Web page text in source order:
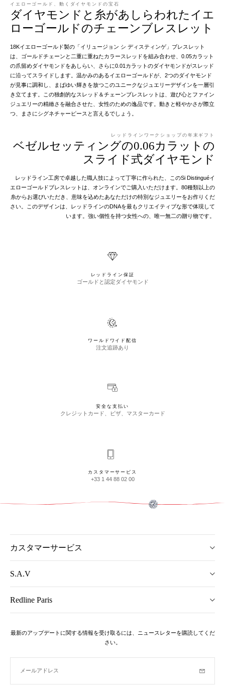
イエローゴールド、動くダイヤモンドの宝石
ダイヤモンドと糸があしらわれたイエ
ローゴールドのチェーンブレスレット
18Kイエローゴールド製の「イリュージョン シ ディスティンゲ」ブレスレット
は、ゴールドチェーンと二重に重ねたカラースレッドを組み合わせ、0.05カラット
の爪留めダイヤモンドをあしらい、さらに0.01カラットのダイヤモンドがスレッド
に沿ってスライドします。温かみのあるイエローゴールドが、2つのダイヤモンド
が見事に調和し、まばゆい輝きを放つこのユニークなジュエリーデザインを一層引
き立てます。この独創的なスレッド＆チェーンブレスレットは、遊び心とファイン
ジュエリーの精緻さを融合させた、女性のための逸品です。動きと軽やかさが際立
つ、まさにシグネチャーピースと言えるでしょう。
レッドラインワークショップの年末ギフト
ベゼルセッティングの0.06カラットの
スライド式ダイヤモンド
レッドライン工房で卓越した職人技によって丁寧に作られた、このSi Distinguéイ
エローゴールドブレスレットは、オンラインでご購入いただけます。80種類以上の
糸からお選びいただき、意味を込めたあなただけの特別なジュエリーをお作りくだ
さい。このデザインは、レッドラインのDNAを最もクリエイティブな形で体現して
います。強い個性を持つ女性への、唯一無二の贈り物です。
レッドライン保証
ゴールドと認定ダイヤモンド
ワールドワイド配信
注文追跡あり
安全な支払い
クレジットカード、ビザ、マスターカード
カスタマーサービス
+33 1 44 88 02 00
カスタマーサービス
S.A.V
Redline Paris
最新のアップデートに関する情報を受け取るには、ニュースレターを購読してくだ
さい。
メールアドレス